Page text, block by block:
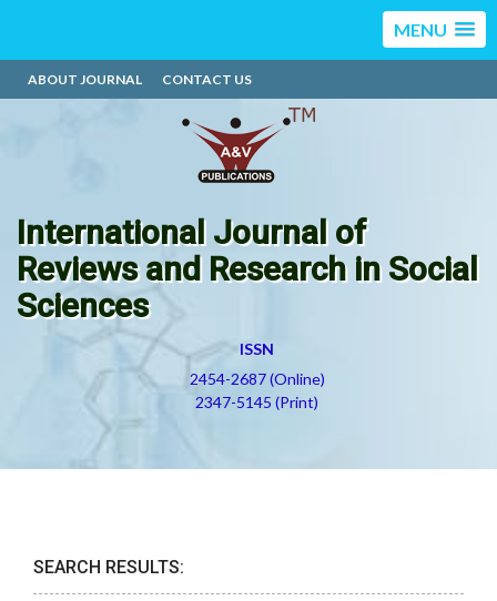
MENU
ABOUT JOURNAL CONTACT US
International Journal of
Reviews and Research in Social
Sciences
ISSN
2454-2687 (Online)
2347-5145 (Print)
SEARCH RESULTS: